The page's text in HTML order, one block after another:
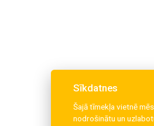
Sīkdatnes
Šajā tīmekļa vietnē
nodrošinātu un